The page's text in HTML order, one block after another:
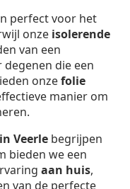
perfect voor het
onze isolerende
van een
die een
onzefolie
manier om
Veerle begrijpen
bieden we een
aan huis,
van de perfecte